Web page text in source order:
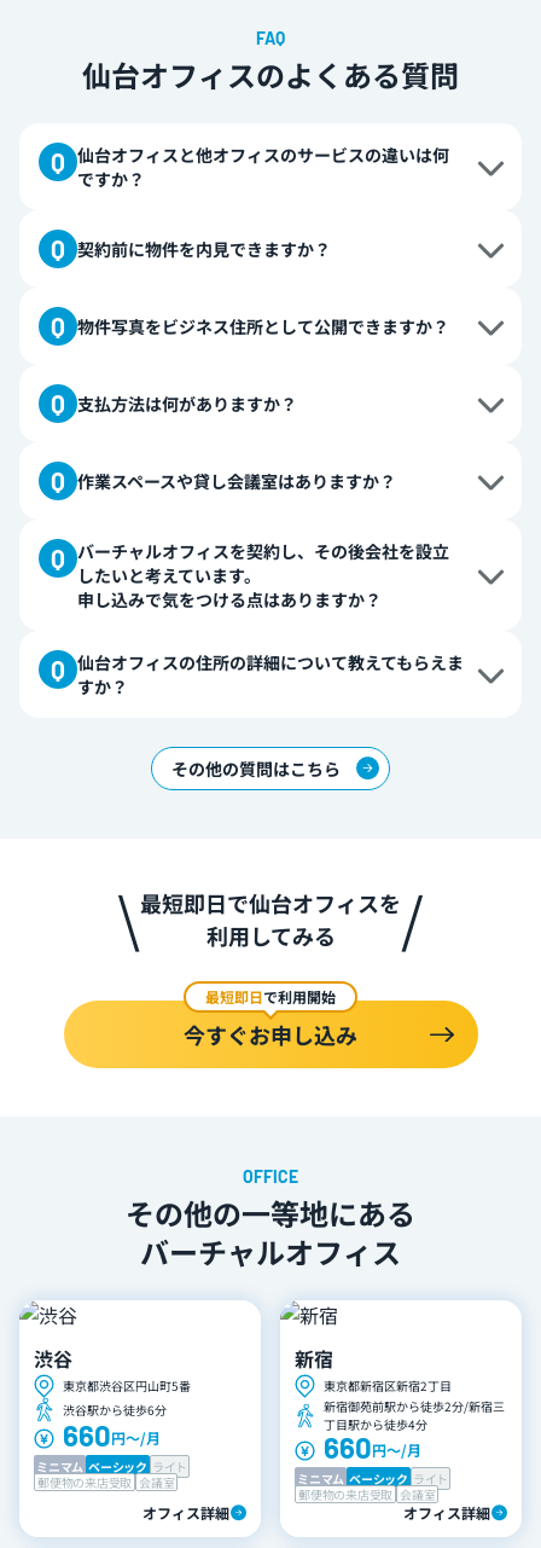
仙台オフィスのよくある質問
仙台オフィスと他オフィスのサービスの違いは何
ですか？
サービスに関する違いとしては以下の点がございます。
・郵便物の来店受け取りNG（銀座オフィス、横浜オフ
契約前に物件を内見できますか？
内見は行っておりません。ご提供している住所の内部は
弊社事務所として利用しているため公開は予定しており
物件写真をビジネス住所として公開できますか？
申し訳ございません。外観写真の掲載はお断りさせてい
ただいております。
支払方法は何がありますか？
現在はクレジットカードのみとなっております。
作業スペースや貸し会議室はありますか？
現在は名古屋オフィス、横浜オフィスのオフィス内に貸
し会議室をご用意しています。
他のオフィスでは貸し会議室やワークスペースのご用意
お客様のご都合に合うエリアや広さをお選びいただけま
すので、お打ち合わせや、リモートワークの際にぜひご
▼契約者特典の詳細についてはこちら
バーチャルオフィスを契約し、その後会社を設立
したいと考えています。
申し込みで気をつける点はありますか？
これから会社設立される場合、会社代表者になられる個
人の方でお申込みください。ご契約完了後に貸出住所を
お手続きをお願いいたします。
仙台オフィスの住所の詳細について教えてもらえま
すか？
当サービスでは、会員の皆様に安心してご利用いただく
ため、貸出住所の詳細（番地以下）はご契約後に開示さ
せていただいております。※DMMが住所を非公開にす
仙台オフィス：宮城県仙台市中央区2丁目
（駅チカオフィスビル/仙台駅から徒歩7分/広瀬通駅か
※登記を含め、住所を使用される際に建物名や階数・号
室の省略はできません。
その他の質問はこちら
最短即日で仙台オフィスを
利用してみる
最短即日で利用開始
今すぐお申し込み
その他の一等地にある
バーチャルオフィス
渋谷
東京都渋谷区円山町5番
渋谷駅から徒歩6分
660円〜/月
ミニマム ベーシック ライト
郵便物の来店受取 会議室
オフィス詳細
新宿
東京都新宿区新宿2丁目
新宿御苑前駅から徒歩2分/新宿三
丁目駅から徒歩4分
660円〜/月
ミニマム ベーシック ライト
郵便物の来店受取 会議室
オフィス詳細